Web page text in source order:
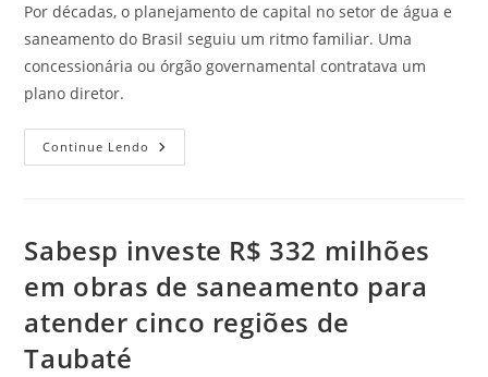
Por décadas, o planejamento de capital no setor de água e
saneamento do Brasil seguiu um ritmo familiar. Uma
concessionária ou órgão governamental contratava um
plano diretor.
Continue Lendo
Sabesp investe R$ 332 milhões
em obras de saneamento para
atender cinco regiões de
Taubaté